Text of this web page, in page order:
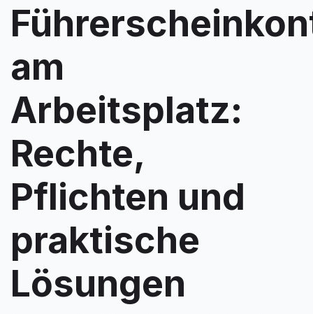
am
Arbeitsplatz:
Rechte,
Pflichten und
praktische
Lösungen